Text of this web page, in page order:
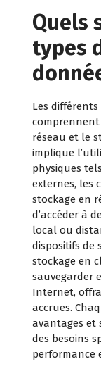
Quels
types
Les
comprennent
réseau et le
implique
physiques
externes, les
stockage en
d’accéder à
local ou
dispositifs de
stockage en
sauvegarder
Internet,
accrues.
avantages et
des besoins
performance